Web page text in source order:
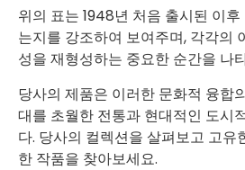
위의 표는 1948년 처음 출시된 이
는지를 강조하여 보여주며, 각각의
성을 재형성하는 중요한 순간을 나
당사의 제품은 이러한 문화적 융합
대를 초월한 전통과 현대적인 도시
다. 당사의 컬렉션을 살펴보고 고유
한 작품을 찾아보세요.